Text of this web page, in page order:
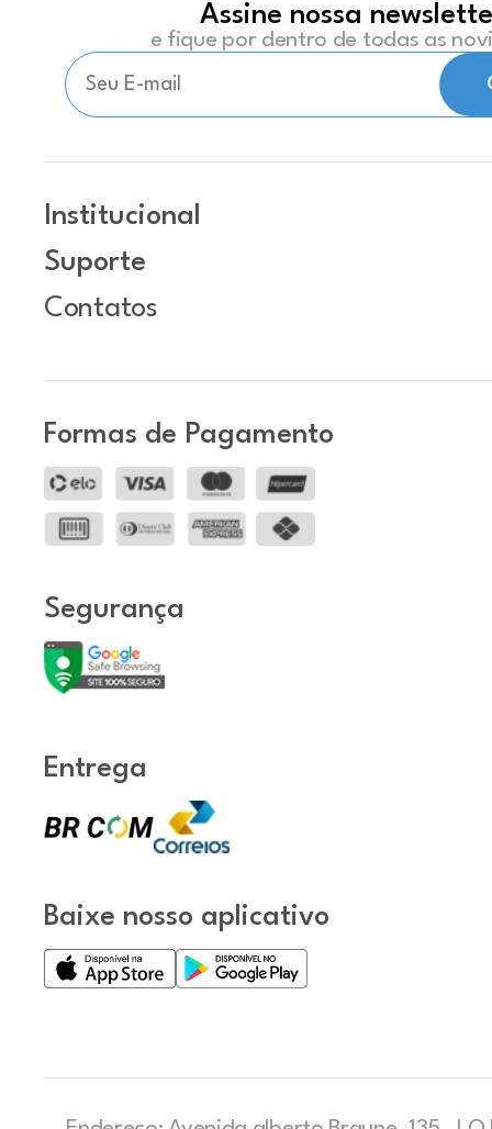
Assine nossa
e fique por dentro de todas as
Institucional
Suporte
Contatos
Formas de Pagamento
Segurança
Entrega
Baixe nosso aplicativo